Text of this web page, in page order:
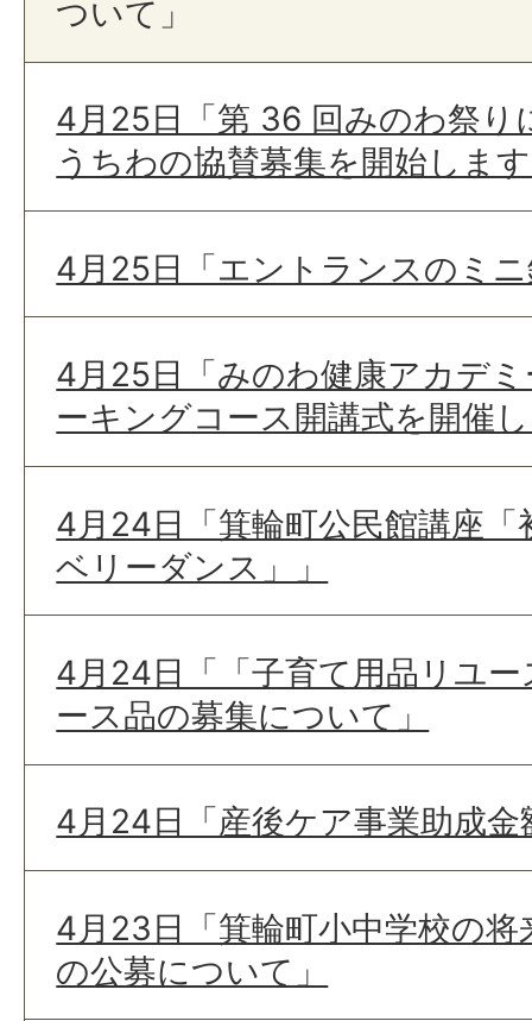
ついて」
4月25日「第 36 回みのわ祭り
うちわの協賛募集を開始しま
4月25日「エントランスのミ
4月25日「みのわ健康アカデ
ーキングコース開講式を開催
4月24日「箕輪町公民館講座
ベリーダンス」」
4月24日「「子育て用品リユ
ース品の募集について」
4月24日「産後ケア事業助成
4月23日「箕輪町小中学校の将
の公募について」